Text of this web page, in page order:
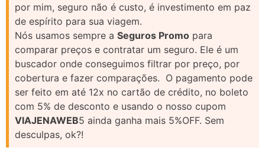
por mim, seguro não é custo, é investimento em paz
de espírito para sua viagem.
Nós usamos sempre a Seguros Promo para
comparar preços e contratar um seguro. Ele é um
buscador onde conseguimos filtrar por preço, por
cobertura e fazer comparações. O pagamento pode
ser feito em até 12x no cartão de crédito, no boleto
com 5% de desconto e usando o nosso cupom
VIAJENAWEB5 ainda ganha mais 5%OFF. Sem
desculpas, ok?!